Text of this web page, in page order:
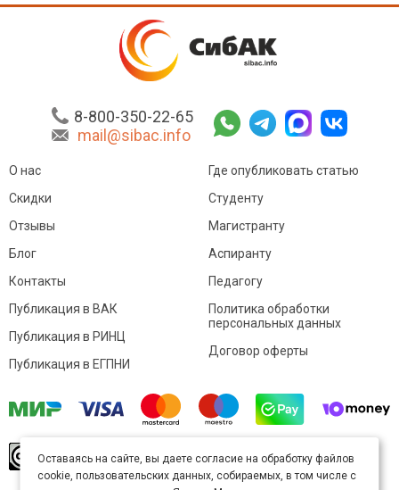
8-800-350-22-65
mail@sibac.info
О нас
Скидки
Отзывы
Блог
Контакты
Где опубликовать статью
Студенту
Магистранту
Аспиранту
Педагогу
Публикация в ВАК
Публикация в РИНЦ
Публикация в ЕГПНИ
Политика обработки
персональных данных
Договор оферты
произведение доступно полицензии Creative
Commons «Attribution» («Атрибуция») 4.0
Оставаясь на сайте, вы даете согласие на обработку файлов
cookie, пользовательских данных, собираемых, в том числе с